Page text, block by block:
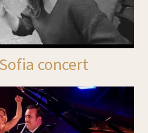
concert